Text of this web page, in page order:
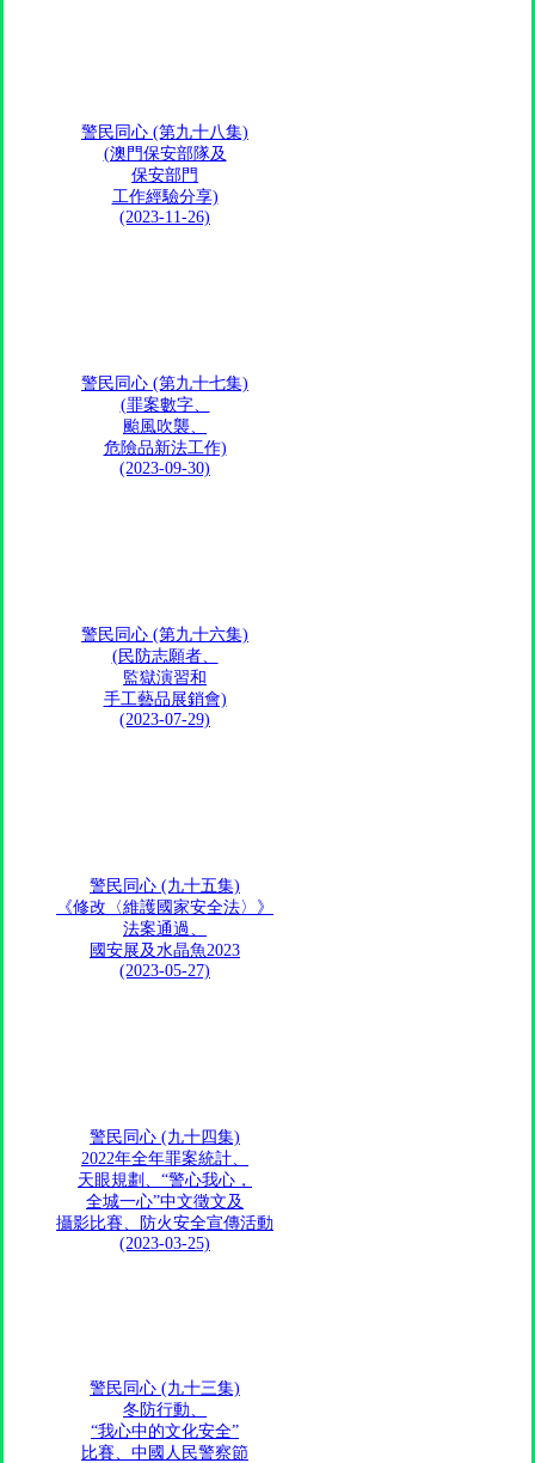
警民同心 (第九十八集)
(澳門保安部隊及
保安部門
工作經驗分享)
(2023-11-26)
警民同心 (第九十七集)
(罪案數字、
颱風吹襲、
危險品新法工作)
(2023-09-30)
警民同心 (第九十六集)
(民防志願者、
監獄演習和
手工藝品展銷會)
(2023-07-29)
警民同心 (九十五集)
《修改〈維護國家安全法〉》
法案通過、
國安展及水晶魚2023​
(2023-05-27)
警民同心 (九十四集)
2022年全年罪案統計、
天眼規劃、“警心我心，
全城一心”中文徵文及
攝影比賽、防火安全宣傳活動
(2023-03-25)
警民同心 (九十三集)
冬防行動、
“我心中的文化安全”
比賽、中國人民警察節